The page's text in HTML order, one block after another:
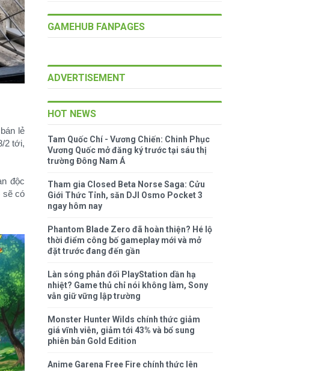
lẻ
2 tới,
độc
sẽ có
GAMEHUB FANPAGES
ADVERTISEMENT
HOT NEWS
Tam Quốc Chí - Vương Chiến: Chinh Phục
Vương Quốc mở đăng ký trước tại sáu thị
trường Đông Nam Á
Tham gia Closed Beta Norse Saga: Cửu
Giới Thức Tỉnh, săn DJI Osmo Pocket 3
ngay hôm nay
Phantom Blade Zero đã hoàn thiện? Hé lộ
thời điểm công bố gameplay mới và mở
đặt trước đang đến gần
Làn sóng phản đối PlayStation dần hạ
nhiệt? Game thủ chỉ nói không làm, Sony
vẫn giữ vững lập trường
Monster Hunter Wilds chính thức giảm
giá vĩnh viễn, giảm tới 43% và bổ sung
phiên bản Gold Edition
Anime Garena Free Fire chính thức lên